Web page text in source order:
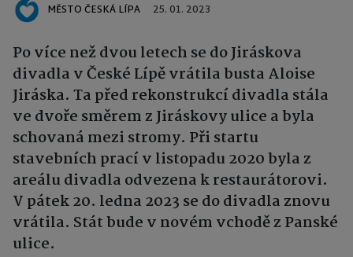
MĚSTO ČESKÁ LÍPA 25. 01. 2023
Po více než dvou letech se do Jiráskova
divadla v České Lípě vrátila busta Aloise
Jiráska. Ta před rekonstrukcí divadla stála
ve dvoře směrem z Jiráskovy ulice a byla
schovaná mezi stromy. Při startu
stavebních prací v listopadu 2020 byla z
areálu divadla odvezena k restaurátorovi.
V pátek 20. ledna 2023 se do divadla znovu
vrátila. Stát bude v novém vchodě z Panské
ulice.